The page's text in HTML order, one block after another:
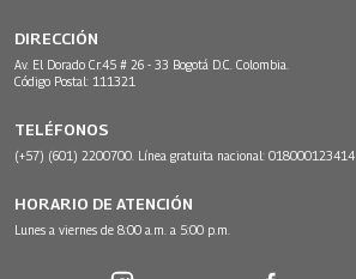
DIRECCIÓN
Av. El Dorado Cr.45 # 26 - 33 Bogotá D.C. Colombia.
Código Postal: 111321
TELÉFONOS
(+57) (601) 2200700. Línea gratuita nacional: 018000123414
HORARIO DE ATENCIÓN
Lunes a viernes de 8:00 a.m. a 5:00 p.m.